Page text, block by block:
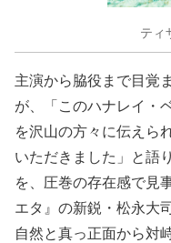
ティ
主演から脇役まで目覚
が、「このハナレイ・
を沢山の方々に伝えら
いただきました」と語
を、圧巻の存在感で見
エタ』の新鋭・松永大
自然と真っ正面から対